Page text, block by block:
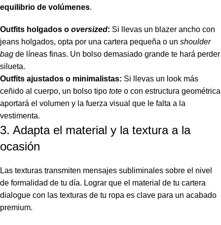
equilibrio de volúmenes.
Outfits holgados o oversized: Si llevas un blazer ancho con
jeans holgados, opta por una cartera pequeña o un shoulder
bag de líneas finas. Un bolso demasiado grande te hará perder
silueta.
Outfits ajustados o minimalistas: Si llevas un look más
ceñido al cuerpo, un bolso tipo tote o con estructura geométrica
aportará el volumen y la fuerza visual que le falta a la
vestimenta.
3. Adapta el material y la textura a la
ocasión
Las texturas transmiten mensajes subliminales sobre el nivel
de formalidad de tu día. Lograr que el material de tu cartera
dialogue con las texturas de tu ropa es clave para un acabado
premium.